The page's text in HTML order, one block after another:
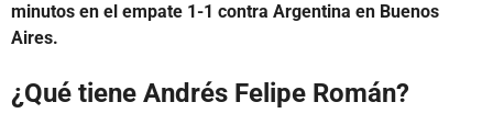
minutos en el empate 1-1 contra Argentina en Buenos
Aires.
¿Qué tiene Andrés Felipe Román?